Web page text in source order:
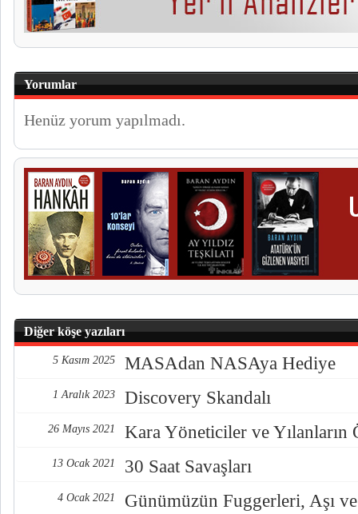
Yorumlar
Henüz yorum yapılmadı.
Diğer köşe yazıları
5 Kasım 2025 MASAdan NASAya Hediye
1 Aralık 2023 Discovery Skandalı
26 Mayıs 2021 Kara Yöneticiler ve Yılanların
13 Ocak 2021 30 Saat Savaşları
4 Ocak 2021 Günümüzün Fuggerleri, Aşı